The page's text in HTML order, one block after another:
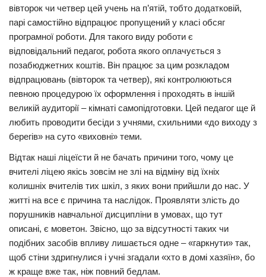
вівторок чи четвер цей учень на п’ятій, тобто додатковій,
парі самостійно відпрацює пропущений у класі обсяг
програмної роботи. Для такого виду роботи є
відповідальний педагог, робота якого оплачується з
позабюджетних коштів. Він працює за цим розкладом
відпрацювань (вівторок та четвер), які контролюються
певною процедурою їх оформлення і проходять в іншій
великій аудиторії – кімнаті самопідготовки. Цей педагог ще й
любить проводити бесіди з учнями, схильними «до виходу з
берегів» на суто «виховні» теми.
Відтак наші ліцеїсти й не бачать причини того, чому це
вчителі ліцею якісь зовсім не злі на відміну від їхніх
колишніх вчителів тих шкіл, з яких вони прийшли до нас. У
житті на все є причина та наслідок. Проявляти злість до
порушників навчальної дисципліни в умовах, що тут
описані, є моветон. Звісно, що за відсутності таких чи
подібних засобів впливу лишається одне – «гаркнути» так,
щоб стіни здригнулися і учні згадали «хто в домі хазяїн», бо
ж краще вже так, ніж повний бедлам.